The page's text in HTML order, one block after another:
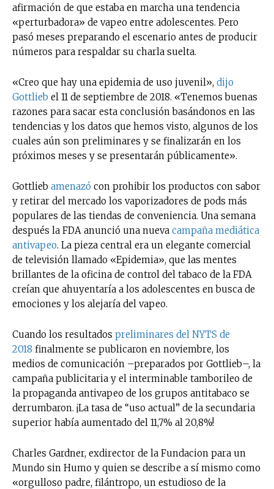
afirmación de que estaba en marcha una tendencia
«perturbadora» de vapeo entre adolescentes. Pero
pasó meses preparando el escenario antes de producir
números para respaldar su charla suelta.
«Creo que hay una epidemia de uso juvenil», dijo
Gottlieb el 11 de septiembre de 2018. «Tenemos buenas
razones para sacar esta conclusión basándonos en las
tendencias y los datos que hemos visto, algunos de los
cuales aún son preliminares y se finalizarán en los
próximos meses y se presentarán públicamente».
Gottlieb amenazó con prohibir los productos con sabor
y retirar del mercado los vaporizadores de pods más
populares de las tiendas de conveniencia. Una semana
después la FDA anunció una nueva campaña mediática
antivapeo. La pieza central era un elegante comercial
de televisión llamado «Epidemia», que las mentes
brillantes de la oficina de control del tabaco de la FDA
creían que ahuyentaría a los adolescentes en busca de
emociones y los alejaría del vapeo.
Cuando los resultados preliminares del NYTS de
2018 finalmente se publicaron en noviembre, los
medios de comunicación –preparados por Gottlieb–, la
campaña publicitaria y el interminable tamborileo de
la propaganda antivapeo de los grupos antitabaco se
derrumbaron. ¡La tasa de “uso actual” de la secundaria
superior había aumentado del 11,7% al 20,8%!
Charles Gardner, exdirector de la Fundacion para un
Mundo sin Humo y quien se describe a sí mismo como
«orgulloso padre, filántropo, un estudioso de la